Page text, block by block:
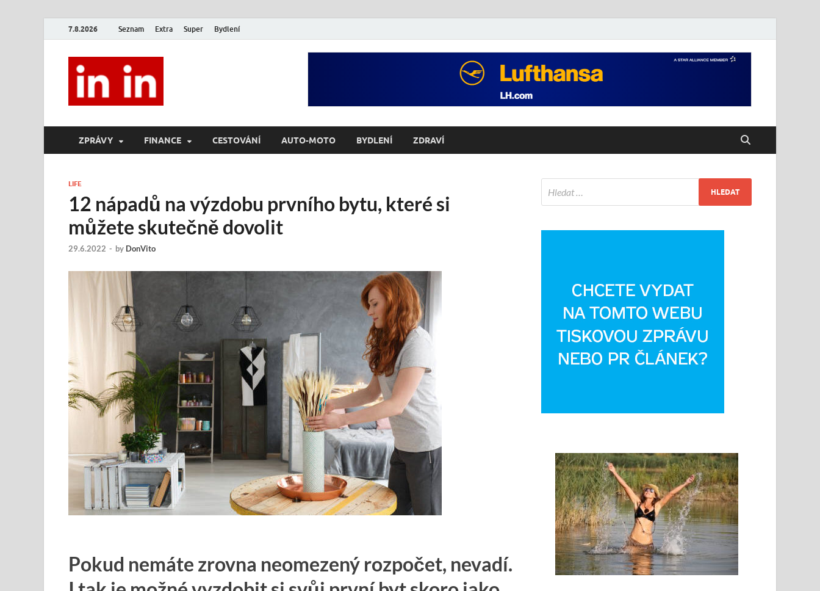
7.8.2026 Seznam Extra Super Bydlení
ZPRÁVY FINANCE CESTOVÁNÍ AUTO-MOTO BYDLENÍ ZDRAVÍ
LIFE
12 nápadů na výzdobu prvního bytu, které si
můžete skutečně dovolit
29.6.2022 - by DonVito
Pokud nemáte zrovna neomezený rozpočet, nevadí.